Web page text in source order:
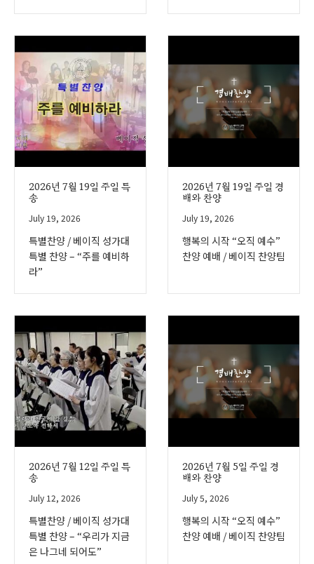
2026년 7월 19일 주일 특
송
July 19, 2026
특별찬양 / 베이직 성가대
특별 찬양 – “주를 예비하
라”
2026년 7월 19일 주일 경
배와 찬양
July 19, 2026
행복의 시작 “오직 예수”
찬양 예배 / 베이직 찬양팀
2026년 7월 12일 주일 특
송
July 12, 2026
특별찬양 / 베이직 성가대
특별 찬양 – “우리가 지금
은 나그네 되어도”
2026년 7월 5일 주일 경
배와 찬양
July 5, 2026
행복의 시작 “오직 예수”
찬양 예배 / 베이직 찬양팀